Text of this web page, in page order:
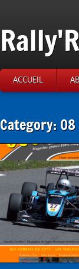
ACCUEIL
Category: 08